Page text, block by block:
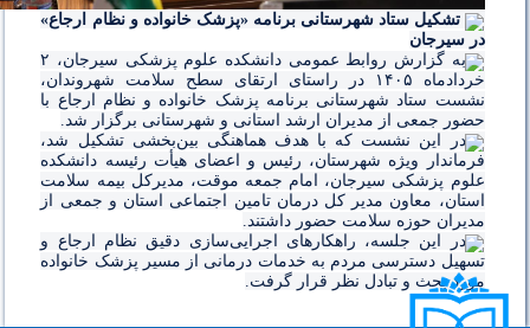
تشکیل ستاد شهرستانی برنامه «پزشک خانواده و نظام ارجاع»
در سیرجان
به گزارش روابط عمومی دانشکده علوم پزشکی سیرجان، ۲
خردادماه ۱۴۰۵ در راستای ارتقای سطح سلامت شهروندان،
نشست ستاد شهرستانی برنامه پزشک خانواده و نظام ارجاع با
حضور جمعی از مدیران ارشد استانی و شهرستانی برگزار شد.
در این نشست که با هدف هماهنگی بین‌بخشی تشکیل شد،
فرماندار ویژه شهرستان، رئیس و اعضای هیأت رئیسه دانشکده
علوم پزشکی سیرجان، امام جمعه موقت، مدیرکل بیمه سلامت
استان، معاون مدیر کل درمان تامین اجتماعی استان و جمعی از
مدیران حوزه سلامت حضور داشتند.
در این جلسه، راهکارهای اجرایی‌سازی دقیق نظام ارجاع و
تسهیل دسترسی مردم به خدمات درمانی از مسیر پزشک خانواده
مورد بحث و تبادل نظر قرار گرفت.‌